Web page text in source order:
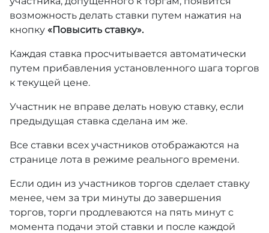
возможность делать ставки путем нажатия на
кнопку «Повысить ставку».
Каждая ставка просчитывается автоматически
путем прибавления установленного шага торгов
к текущей цене.
Участник не вправе делать новую ставку, если
предыдущая ставка сделана им же.
Все ставки всех участников отображаются на
странице лота в режиме реального времени.
Если один из участников торгов сделает ставку
менее, чем за три минуты до завершения
торгов, торги продлеваются на пять минут с
момента подачи этой ставки и после каждой